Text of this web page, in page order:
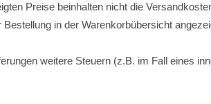
Preise beinhalten nicht die
in der Warenkorbübersicht
weitere Steuern (z.B. im Fall eines